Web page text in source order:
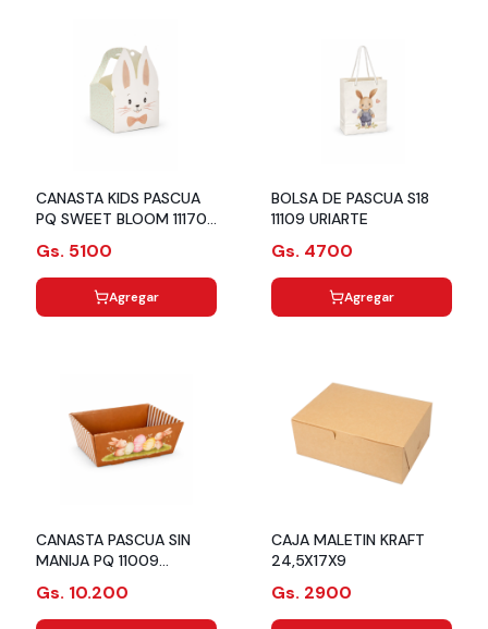
CANASTA KIDS PASCUA
PQ SWEET BLOOM 11170
Gs. 5100
Agregar
BOLSA DE PASCUA S18
11109 URIARTE
Gs. 4700
Agregar
CANASTA PASCUA SIN
MANIJA PQ 11009
Gs. 10.200
CAJA MALETIN KRAFT
24,5X17X9
Gs. 2900